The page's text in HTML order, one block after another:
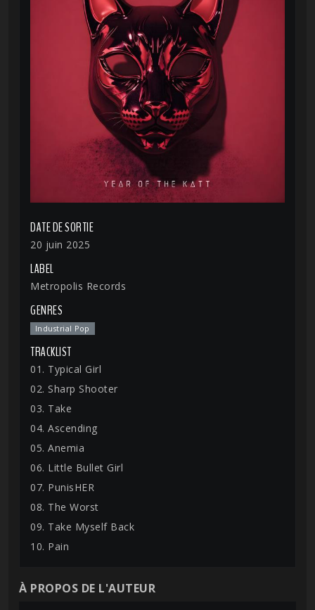
DATE DE SORTIE
20 juin 2025
LABEL
Metropolis Records
GENRES
Industrial Pop
TRACKLIST
01. Typical Girl
02. Sharp Shooter
03. Take
04. Ascending
05. Anemia
06. Little Bullet Girl
07. PunisHER
08. The Worst
09. Take Myself Back
10. Pain
À PROPOS DE L'AUTEUR